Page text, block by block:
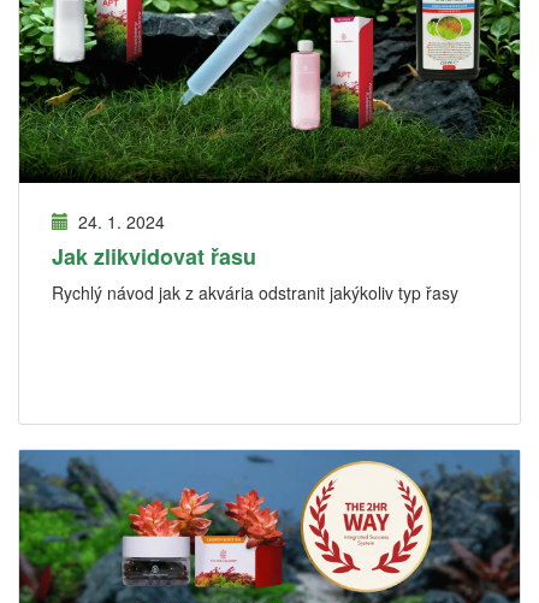
24. 1. 2024
Jak zlikvidovat řasu
Rychlý návod jak z akvária odstranit jakýkoliv typ řasy